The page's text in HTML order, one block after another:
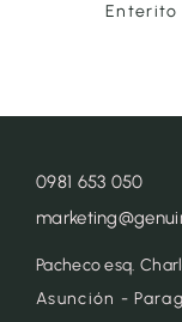
Enterito
0981 653 050
Pacheco esq.
Asunción -